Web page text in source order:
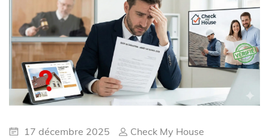
17 décembre 2025
Check My House